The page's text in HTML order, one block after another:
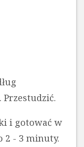
i gotować w
2 - 3 minuty.